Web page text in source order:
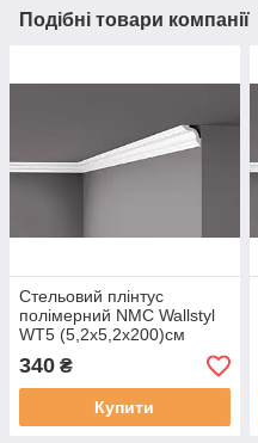
Подібні товари компанії
Стельовий плінтус
полімерний NMC Wallstyl
WT5 (5,2х5,2х200)см
340 ₴
Купити